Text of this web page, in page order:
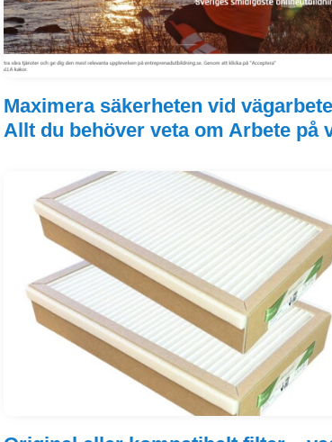
Maximera säkerheten vid
Allt du behöver veta om Arbete på